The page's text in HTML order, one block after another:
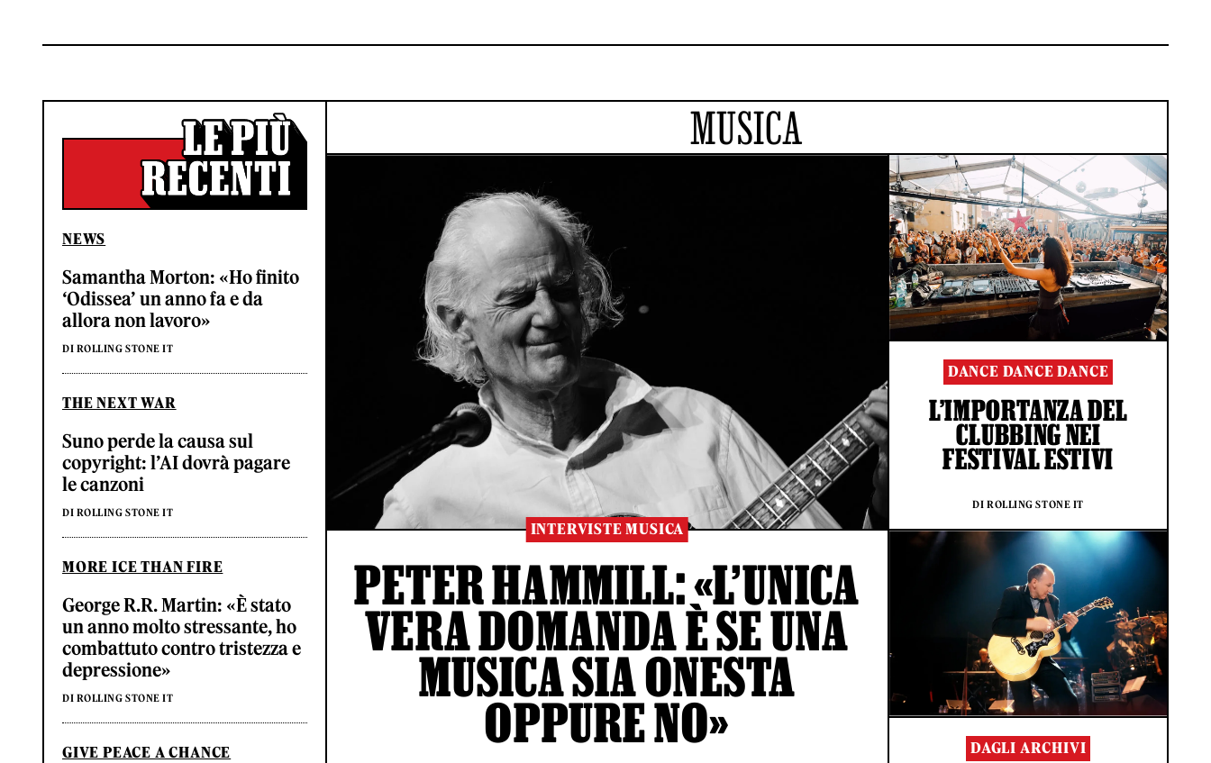
NEWS
Samantha Morton: «Ho finito
‘Odissea’ un anno fa e da
allora non lavoro»
DI ROLLING STONE IT
THE NEXT WAR
Suno perde la causa sul
copyright: l’AI dovrà pagare
le canzoni
DI ROLLING STONE IT
MORE ICE THAN FIRE
George R.R. Martin: «È stato
un anno molto stressante, ho
combattuto contro tristezza e
depressione»
DI ROLLING STONE IT
GIVE PEACE A CHANCE
MUSICA
INTERVISTE MUSICA
PETER HAMMILL: «L’UNICA
VERA DOMANDA È SE UNA
MUSICA SIA ONESTA
OPPURE NO»
DANCE DANCE DANCE
L’IMPORTANZA DEL
CLUBBING NEI
FESTIVAL ESTIVI
DI ROLLING STONE IT
DAGLI ARCHIVI